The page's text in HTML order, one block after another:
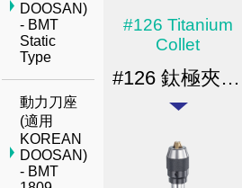
#126 Titanium
Collet
#126 鈦極夾頭系列/ 連柄一體式 / 特重型系列
DOOSAN)
- BMT
Static
Type
動力刀座
(適用
KOREAN
DOOSAN)
- BMT